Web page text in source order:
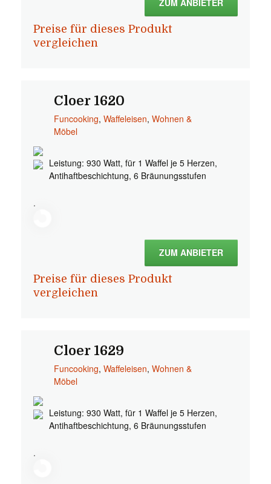
ZUM ANBIETER
Preise für dieses Produkt
vergleichen
Cloer 1620
Funcooking, Waffeleisen, Wohnen &
Möbel
Leistung: 930 Watt, für 1 Waffel je 5 Herzen,
Antihaftbeschichtung, 6 Bräunungsstufen
.
ZUM ANBIETER
Preise für dieses Produkt
vergleichen
Cloer 1629
Funcooking, Waffeleisen, Wohnen &
Möbel
Leistung: 930 Watt, für 1 Waffel je 5 Herzen,
Antihaftbeschichtung, 6 Bräunungsstufen
.